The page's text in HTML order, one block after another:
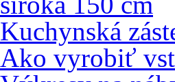
Kuchynská
Ako vyrobiť